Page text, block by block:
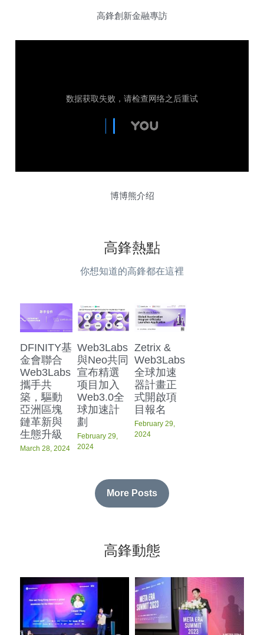
高鋒創新金融專訪
博博熊介绍
高鋒熱點
你想知道的高鋒都在這裡
DFINITY基
金會聯合
Web3Labs
攜手共
築，驅動
亞洲區塊
鏈革新與
生態升級
March 28, 2024
Web3Labs
與Neo共同
宣布精選
项目加入
Web3.0全
球加速計
劃
February 29,
2024
Zetrix &
Web3Labs
全球加速
器計畫正
式開啟項
目報名
February 29,
2024
More Posts
高鋒動態